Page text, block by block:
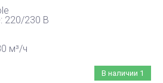
220/230 В
м³/ч
В наличии 1